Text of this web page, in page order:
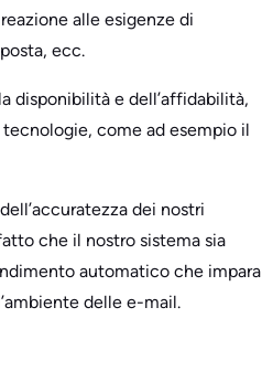
alle esigenze di
ecc.
disponibilità e dell’affidabilità,
come ad esempio il
dei nostri
che il nostro sistema sia
automatico che impara
delle e-mail.